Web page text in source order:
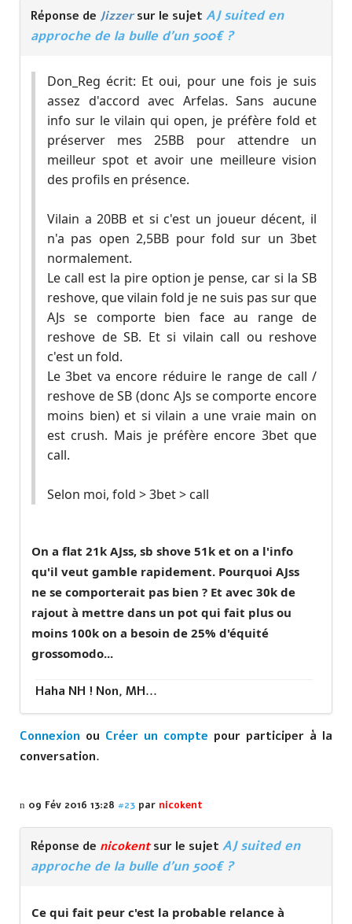
Réponse de Jizzersur le sujet AJ suited en
approche de la bulle d'un 500€ ?
Don_Reg écrit: Et oui, pour une fois je suis
assez d'accord avec Arfelas. Sans aucune
info sur le vilain qui open, je préfère fold et
préserver mes 25BB pour attendre un
meilleur spot et avoir une meilleure vision
des profils en présence.
Vilain a 20BB et si c'est un joueur décent, il
n'a pas open 2,5BB pour fold sur un 3bet
normalement.
Le call est la pire option je pense, car si la SB
reshove, que vilain fold je ne suis pas sur que
AJs se comporte bien face au range de
reshove de SB. Et si vilain call ou reshove
c'est un fold.
Le 3bet va encore réduire le range de call /
reshove de SB (donc AJs se comporte encore
moins bien) et si vilain a une vraie main on
est crush. Mais je préfère encore 3bet que
call.
Selon moi, fold > 3bet > call
On a flat 21k AJss, sb shove 51k et on a l'info
qu'il veut gamble rapidement. Pourquoi AJss
ne se comporterait pas bien ? Et avec 30k de
rajout à mettre dans un pot qui fait plus ou
moins 100k on a besoin de 25% d'équité
grossomodo...
Haha NH ! Non, MH...
Connexion ou Créer un compte pour participer à la
conversation.
09 Fév 2016 13:28 #23 par nicokent
Réponse de nicokentsur le sujet AJ suited en
approche de la bulle d'un 500€ ?
Ce qui fait peur c'est la probable relance à